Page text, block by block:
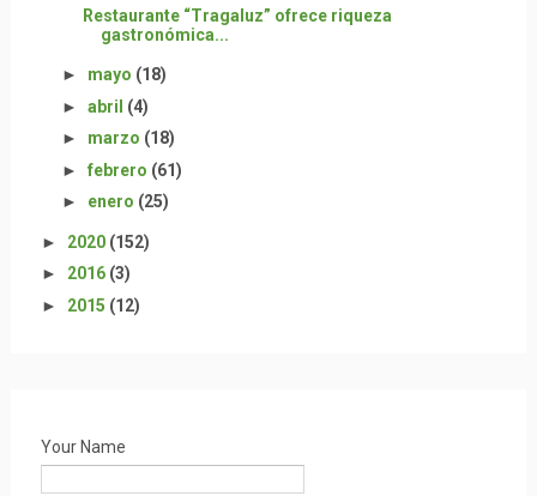
Restaurante “Tragaluz” ofrece riqueza
gastronómica...
► mayo (18)
► abril (4)
► marzo (18)
► febrero (61)
► enero (25)
► 2020 (152)
► 2016 (3)
► 2015 (12)
Your Name